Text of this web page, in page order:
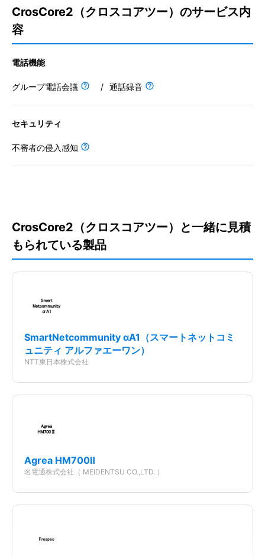
CrosCore2（クロスコアツー）のサービス内
容
電話機能
グループ電話会議 / 通話録音
セキュリティ
不審者の侵入感知
CrosCore2（クロスコアツー）と一緒に見積
もられている製品
SmartNetcommunity αA1（スマートネットコミ
ュニティ アルファエーワン）
NTT東日本株式会社
Agrea HM700Ⅱ
名電通株式会社（ MEIDENTSU CO.,LTD. ）